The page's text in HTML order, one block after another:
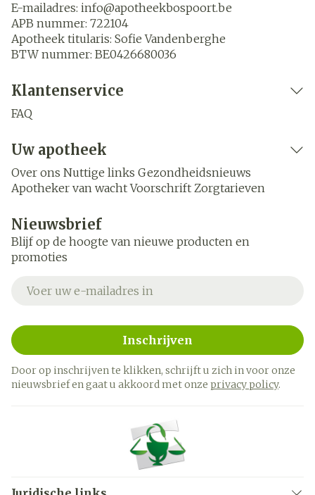
E-mailadres: info@apotheekbospoort.be
APB nummer: 722104
Apotheek titularis: Sofie Vandenberghe
BTW nummer: BE0426680036
Klantenservice
FAQ
Uw apotheek
Over ons Nuttige links Gezondheidsnieuws
Apotheker van wacht Voorschrift Zorgtarieven
Nieuwsbrief
Blijf op de hoogte van nieuwe producten en
promoties
Inschrijven
Door op inschrijven te klikken, schrijft u zich in voor onze
nieuwsbrief en gaat u akkoord met onze privacy policy.